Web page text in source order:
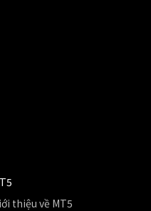
thiệu về MT5